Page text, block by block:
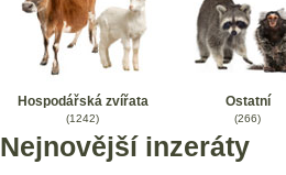
Hospodářská zvířata
(1242)
Ostatní
(266)
Nejnovější inzeráty